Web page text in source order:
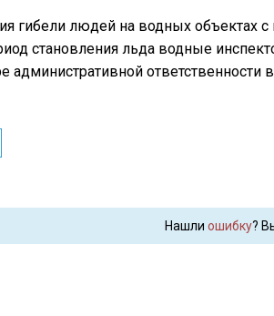
гибели людей на водных объектах
становления льда водные
административной
Нашли ошибку?